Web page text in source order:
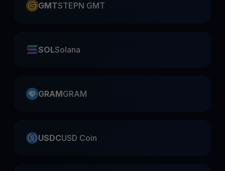
GMTSTEPN GMT
SOLSolana
GRAMGRAM
USDCUSD Coin